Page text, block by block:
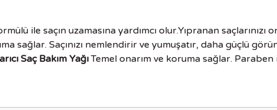
ile saçın uzamasına yardımcı olur.Yıpranan saçlarınızı
sağlar. Saçınızı nemlendirir ve yumuşatır, daha güçlü
Saç Bakım Yağı Temel onarım ve koruma sağlar. Paraben